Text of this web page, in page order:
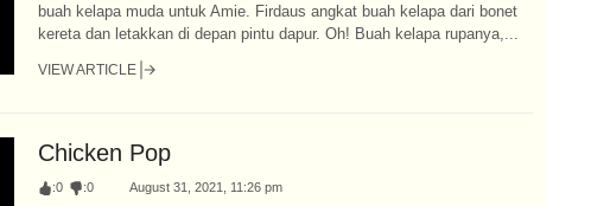
buah kelapa muda untuk Amie. Firdaus angkat buah kelapa dari bonet
kereta dan letakkan di depan pintu dapur. Oh! Buah kelapa rupanya,...
VIEW ARTICLE
Chicken Pop
:0 :0 August 31, 2021, 11:26 pm